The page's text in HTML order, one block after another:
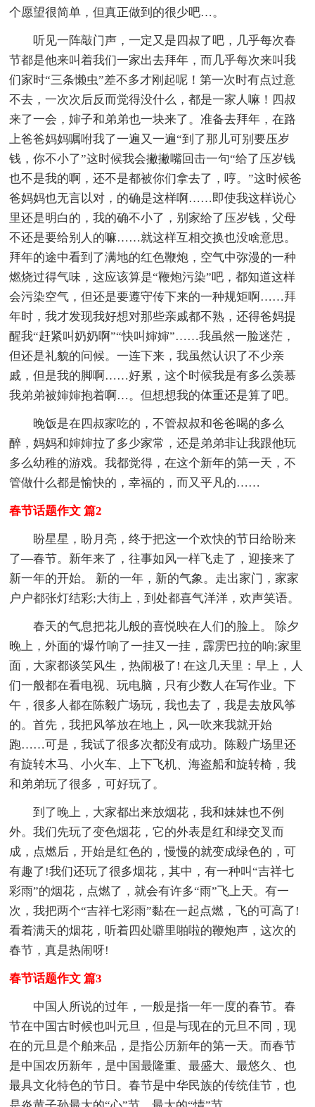
个愿望很简单，但真正做到的很少吧…。
听见一阵敲门声，一定又是四叔了吧，几乎每次春
节都是他来叫着我们一家出去拜年，而几乎每次来叫我
们家时“三条懒虫”差不多才刚起呢！第一次时有点过意
不去，一次次后反而觉得没什么，都是一家人嘛！四叔
来了一会，婶子和弟弟也一块来了。准备去拜年，在路
上爸爸妈妈嘱咐我了一遍又一遍“到了那儿可别要压岁
钱，你不小了”这时候我会撇撇嘴回击一句“给了压岁钱
也不是我的啊，还不是都被你们拿去了，哼。”这时候爸
爸妈妈也无言以对，的确是这样啊……即使我这样说心
里还是明白的，我的确不小了，别家给了压岁钱，父母
不还是要给别人的嘛……就这样互相交换也没啥意思。
拜年的途中看到了满地的红色鞭炮，空气中弥漫的一种
燃烧过得气味，这应该算是“鞭炮污染”吧，都知道这样
会污染空气，但还是要遵守传下来的一种规矩啊……拜
年时，我才发现我好想对那些亲戚都不熟，还得爸妈提
醒我“赶紧叫奶奶啊”“快叫婶婶”……我虽然一脸迷茫，
但还是礼貌的问候。一连下来，我虽然认识了不少亲
戚，但是我的脚啊……好累，这个时候我是有多么羡慕
我弟弟被婶婶抱着啊…。但想想我的体重还是算了吧。
晚饭是在四叔家吃的，不管叔叔和爸爸喝的多么
醉，妈妈和婶婶拉了多少家常，还是弟弟非让我跟他玩
多么幼稚的游戏。我都觉得，在这个新年的第一天，不
管做什么都是愉快的，幸福的，而又平凡的……
春节话题作文 篇2
盼星星，盼月亮，终于把这一个欢快的节日给盼来
了—春节。新年来了，往事如风一样飞走了，迎接来了
新一年的开始。 新的一年，新的气象。走出家门，家家
户户都张灯结彩;大街上，到处都喜气洋洋，欢声笑语。
春天的气息把花儿般的喜悦映在人们的脸上。 除夕
晚上，外面的'爆竹响了一挂又一挂，霹雳巴拉的响;家里
面，大家都谈笑风生，热闹极了! 在这几天里：早上，人
们一般都在看电视、玩电脑，只有少数人在写作业。下
午，很多人都在陈毅广场玩，我也去了，我是去放风筝
的。首先，我把风筝放在地上，风一吹来我就开始
跑……可是，我试了很多次都没有成功。陈毅广场里还
有旋转木马、小火车、上下飞机、海盗船和旋转椅，我
和弟弟玩了很多，可好玩了。
到了晚上，大家都出来放烟花，我和妹妹也不例
外。我们先玩了变色烟花，它的外表是红和绿交叉而
成，点燃后，开始是红色的，慢慢的就变成绿色的，可
有趣了!我们还玩了很多烟花，其中，有一种叫“吉祥七
彩雨”的烟花，点燃了，就会有许多“雨”飞上天。有一
次，我把两个“吉祥七彩雨”黏在一起点燃，飞的可高了!
看着满天的烟花，听着四处噼里啪啦的鞭炮声，这次的
春节，真是热闹呀!
春节话题作文 篇3
中国人所说的过年，一般是指一年一度的春节。春
节在中国古时候也叫元旦，但是与现在的元旦不同，现
在的元旦是个舶来品，是指公历新年的第一天。而春节
是中国农历新年，是中国最隆重、最盛大、最悠久、也
最具文化特色的节日。春节是中华民族的传统佳节，也